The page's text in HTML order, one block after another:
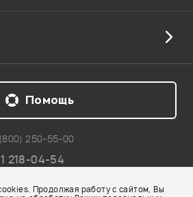
Продолжая работу с сайтом, Вы
250-55-00
218-04-54
Использование материалов с сайта
Помощь